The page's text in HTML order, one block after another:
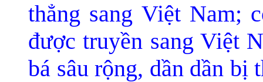
thẳng sang Việt Nam;
được truyền sang Việt
bá sâu rộng, dần dần bị